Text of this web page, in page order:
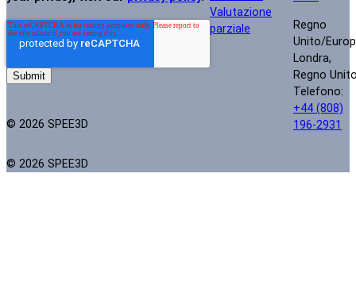
© 2026 SPEE3D
Valutazione
parziale
Regno
Unito/
Londra,
Regno
Telefono:
+44 (808)
196-2931
© 2026 SPEE3D